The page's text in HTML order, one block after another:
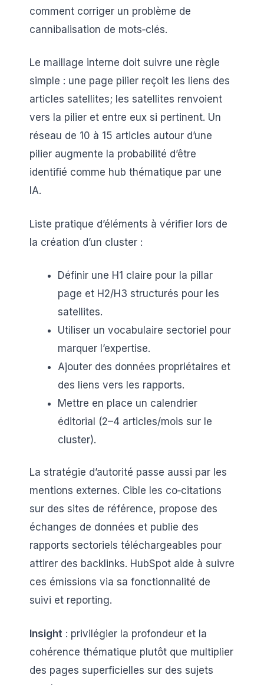
comment corriger un problème de
cannibalisation de mots‑clés.
Le maillage interne doit suivre une règle
simple : une page pilier reçoit les liens des
articles satellites; les satellites renvoient
vers la pilier et entre eux si pertinent. Un
réseau de 10 à 15 articles autour d’une
pilier augmente la probabilité d’être
identifié comme hub thématique par une
IA.
Liste pratique d’éléments à vérifier lors de
la création d’un cluster :
Définir une H1 claire pour la pillar
page et H2/H3 structurés pour les
satellites.
Utiliser un vocabulaire sectoriel pour
marquer l’expertise.
Ajouter des données propriétaires et
des liens vers les rapports.
Mettre en place un calendrier
éditorial (2–4 articles/mois sur le
cluster).
La stratégie d’autorité passe aussi par les
mentions externes. Cible les co‑citations
sur des sites de référence, propose des
échanges de données et publie des
rapports sectoriels téléchargeables pour
attirer des backlinks. HubSpot aide à suivre
ces émissions via sa fonctionnalité de
suivi et reporting.
Insight : privilégier la profondeur et la
cohérence thématique plutôt que multiplier
des pages superficielles sur des sujets